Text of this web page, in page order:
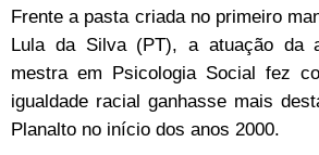
Frente a pasta criada no primeiro
Lula da Silva (PT), a atuação da
mestra em Psicologia Social fez
igualdade racial ganhasse mais
Planalto no início dos anos 2000.